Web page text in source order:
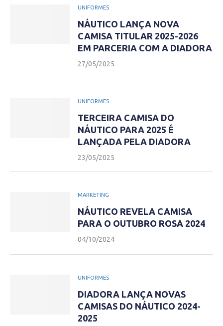
UNIFORMES
NÁUTICO LANÇA NOVA
CAMISA TITULAR 2025-2026
EM PARCERIA COM A DIADORA
27/05/2025
UNIFORMES
TERCEIRA CAMISA DO
NÁUTICO PARA 2025 É
LANÇADA PELA DIADORA
23/05/2025
MARKETING
NÁUTICO REVELA CAMISA
PARA O OUTUBRO ROSA 2024
04/10/2024
UNIFORMES
DIADORA LANÇA NOVAS
CAMISAS DO NÁUTICO 2024-
2025